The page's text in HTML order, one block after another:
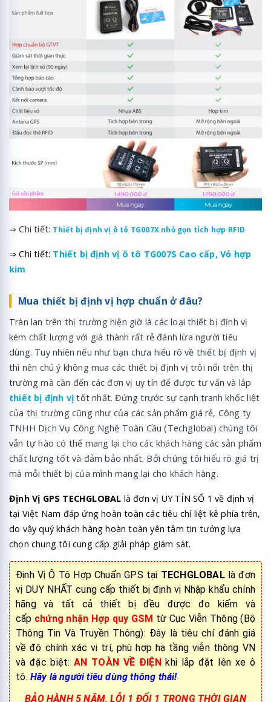
⇒ Chi tiết: Thiết bị định vị ô tô TG007X nhỏ gọn tích hợp RFID
⇒ Chi tiết: Thiết bị định vị ô tô TG007S Cao cấp, Vỏ hợp
kim
Mua thiết bị định vị hợp chuẩn ở đâu?
Tràn lan trên thị trường hiện giờ là các loại thiết bị định vị
kém chất lượng với giá thành rất rẻ đánh lừa người tiêu
dùng. Tuy nhiên nếu như bạn chưa hiểu rõ về thiết bị định vị
thì nên chú ý không mua các thiết bị định vị trôi nổi trên thị
trường mà cần đến các đơn vị uy tín để được tư vấn và lắp
thiết bị định vị tốt nhất. Đứng trước sự cạnh tranh khốc liệt
của thị trường cũng như của các sản phẩm giá rẻ, Công ty
TNHH Dịch Vụ Công Nghệ Toàn Cầu (Techglobal) chúng tôi
vẫn tự hào có thể mang lại cho các khách hàng các sản phẩm
chất lượng tốt và đảm bảo nhất. Bởi chúng tôi hiểu rõ giá trị
mà mỗi thiết bị của mình mang lại cho khách hàng.
Định Vị GPS TECHGLOBAL là đơn vị UY TÍN SỐ 1 về định vị
tại Việt Nam đáp ứng hoàn toàn các tiêu chí liệt kê phía trên,
do vậy quý khách hàng hoàn toàn yên tâm tin tưởng lựa
chọn chung tôi cung cấp giải pháp giám sát.
Định Vị Ô Tô Hợp Chuẩn GPS tại TECHGLOBALlà đơn
vị DUY NHẤT cung cấp thiết bị định vị Nhập khẩu chính
hãng và tất cả thiết bị đều được đo kiểm và
cấp chứng nhận Hợp quy GSM từ Cục Viễn Thông (Bộ
Thông Tin Và Truyền Thông): Đây là tiêu chí đánh giá
về độ chính xác vị trí, phù hợp hạ tầng viễn thông VN
và đặc biệt:AN TOÀN VỀ ĐIỆN khi lắp đặt lên xe ô
tô. Hãy là người tiêu dùng thông thái!
BẢO HÀNH 5 NĂM, LỖI 1 ĐỔI 1 TRONG THỜI GIAN